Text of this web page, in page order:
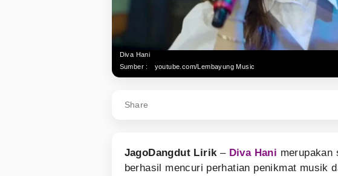
Diva Hani
Sumber :
youtube.com/Lembayung Music
Share
JagoDangdut Lirik – Diva Hani merupakan
berhasil mencuri perhatian penikmat musik